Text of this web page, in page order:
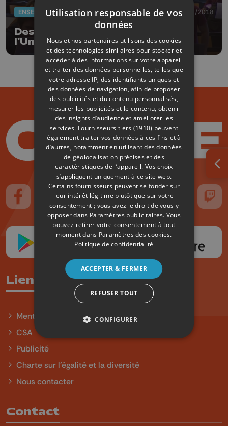
ENSEIGNEMENT 14/02/2018
Des rhétoriciens en immersion à
l'Université de Liège
Suivez-nous sur FaceBook
Suivez-nous sur Instagram
Suivez-nous sur TikTokSuivez-nous sur YouTube
Suivez-nous
Liens utiles
Mentions légales
CSA
Publicité
Charte sur l'égalité et la diversité
Nous contacter
Contact
Utilisation responsable de vos
données
Nous et nos partenaires utilisons des cookies
et des technologies similaires pour stocker et
accéder à des informations sur votre appareil
et traiter des données personnelles, telles que
votre adresse IP, des identifiants uniques et
des données de navigation, afin de proposer
des publicités et du contenu personnalisés,
mesurer les publicités et le contenu, obtenir
des insights d’audience et améliorer les
services. Fournisseurs tiers (1910) peuvent
également traiter vos données à ces fins et à
d’autres, notamment en utilisant des données
de géolocalisation précises et des
caractéristiques de l’appareil. Vos choix
s’appliquent uniquement à ce site web.
Certains fournisseurs peuvent se fonder sur
leur intérêt légitime plutôt que sur votre
consentement ; vous avez le droit de vous y
opposer dans Paramètres publicitaires. Vous
pouvez retirer votre consentement à tout
moment dans Paramètres des cookies.
Politique de confidentialité
ACCEPTER & FERMER
REFUSER TOUT
CONFIGURER